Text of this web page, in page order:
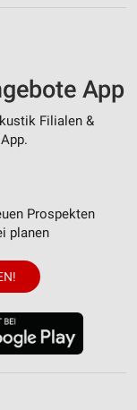
App
Filialen &
Prospekten
planen